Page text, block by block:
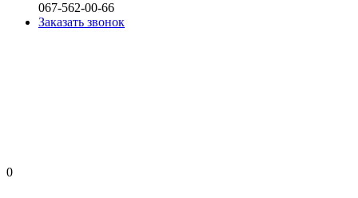
067-562-00-66
Заказать звонок
0